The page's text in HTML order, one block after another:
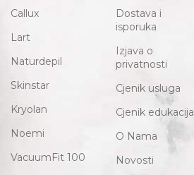
Callux
Lart
Naturdepil
Skinstar
Kryolan
Noemi
VacuumFit 100
Dostava i
isporuka
Izjava o
privatnosti
Cjenik usluga
Cjenik edukacija
O Nama
Novosti